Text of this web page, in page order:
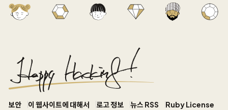
보안 이 웹사이트에 대해서 로고 정보 뉴스 RSS Ruby License